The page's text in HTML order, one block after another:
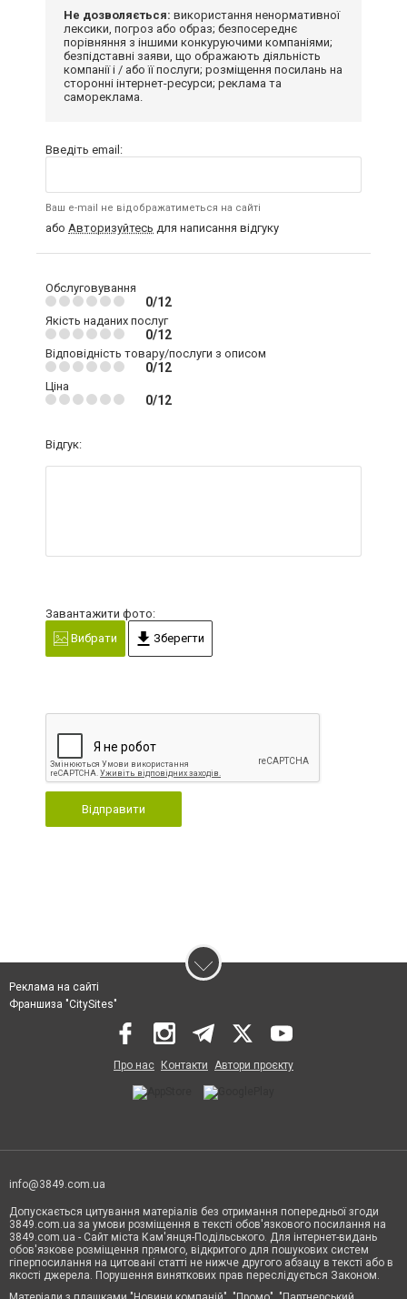
Не дозволяється: використання ненормативної
лексики, погроз або образ; безпосереднє
порівняння з іншими конкуруючими компаніями;
безпідставні заяви, що ображають діяльність
компанії і / або її послуги; розміщення посилань на
сторонні інтернет-ресурси; реклама та
самореклама.
Введіть email:
Ваш e-mail не відображатиметься на сайті
або Авторизуйтесь для написання відгуку
Обслуговування
0/12
Якість наданих послуг
0/12
Відповідність товару/послуги з описом
0/12
Ціна
0/12
Відгук:
Завантажити фото:
Вибрати
Зберегти
Відправити
Реклама на сайті
Франшиза "CitySites"
Про нас Контакти Автори проєкту
info@3849.com.ua
Допускається цитування матеріалів без отримання попередньої згоди
3849.com.ua за умови розміщення в тексті обов'язкового посилання на
3849.com.ua - Сайт міста Кам'янця-Подільського. Для інтернет-видань
обов'язкове розміщення прямого, відкритого для пошукових систем
гіперпосилання на цитовані статті не нижче другого абзацу в тексті або в
якості джерела. Порушення виняткових прав переслідується Законом.